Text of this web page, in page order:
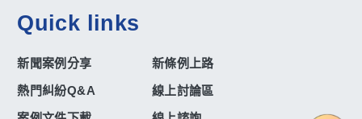
Quick links
新聞案例分享
新條例上路
熱門糾紛Q&A
線上討論區